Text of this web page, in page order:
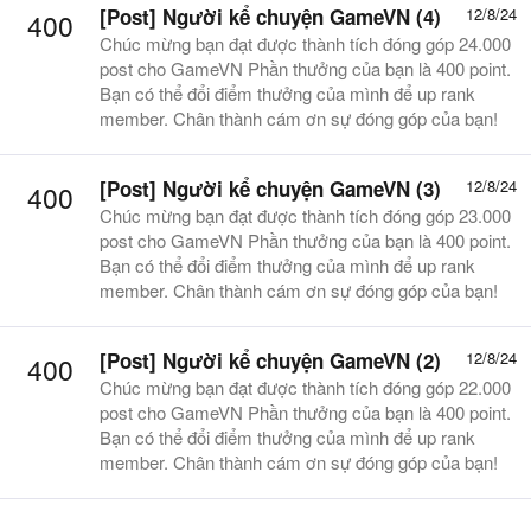
400 12/8/24
[Post] Người kể chuyện GameVN (4)
Chúc mừng bạn đạt được thành tích đóng góp 24.000
post cho GameVN Phần thưởng của bạn là 400 point.
Bạn có thể đổi điểm thưởng của mình để up rank
member. Chân thành cám ơn sự đóng góp của bạn!
400 12/8/24
[Post] Người kể chuyện GameVN (3)
Chúc mừng bạn đạt được thành tích đóng góp 23.000
post cho GameVN Phần thưởng của bạn là 400 point.
Bạn có thể đổi điểm thưởng của mình để up rank
member. Chân thành cám ơn sự đóng góp của bạn!
400 12/8/24
[Post] Người kể chuyện GameVN (2)
Chúc mừng bạn đạt được thành tích đóng góp 22.000
post cho GameVN Phần thưởng của bạn là 400 point.
Bạn có thể đổi điểm thưởng của mình để up rank
member. Chân thành cám ơn sự đóng góp của bạn!